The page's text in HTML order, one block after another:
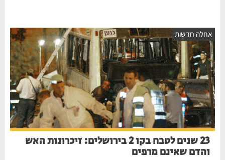
חדשות
23 שנים לטבח בקו 2 בירושלים: זיכרונות האש
והדם שאינם מרפים